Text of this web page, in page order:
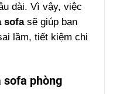
dài. Vì vậy, việc
sofasẽ giúp bạn
lầm, tiết kiệm chi
sofa phòng